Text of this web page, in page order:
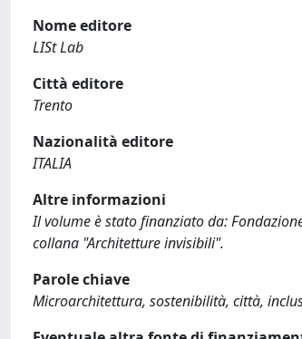
Nome editore
LISt Lab
Città editore
Trento
Nazionalità editore
ITALIA
Altre informazioni
Il volume è stato finanziato da:
collana "Architetture invisibili".
Parole chiave
Microarchitettura, sostenibilità, città,